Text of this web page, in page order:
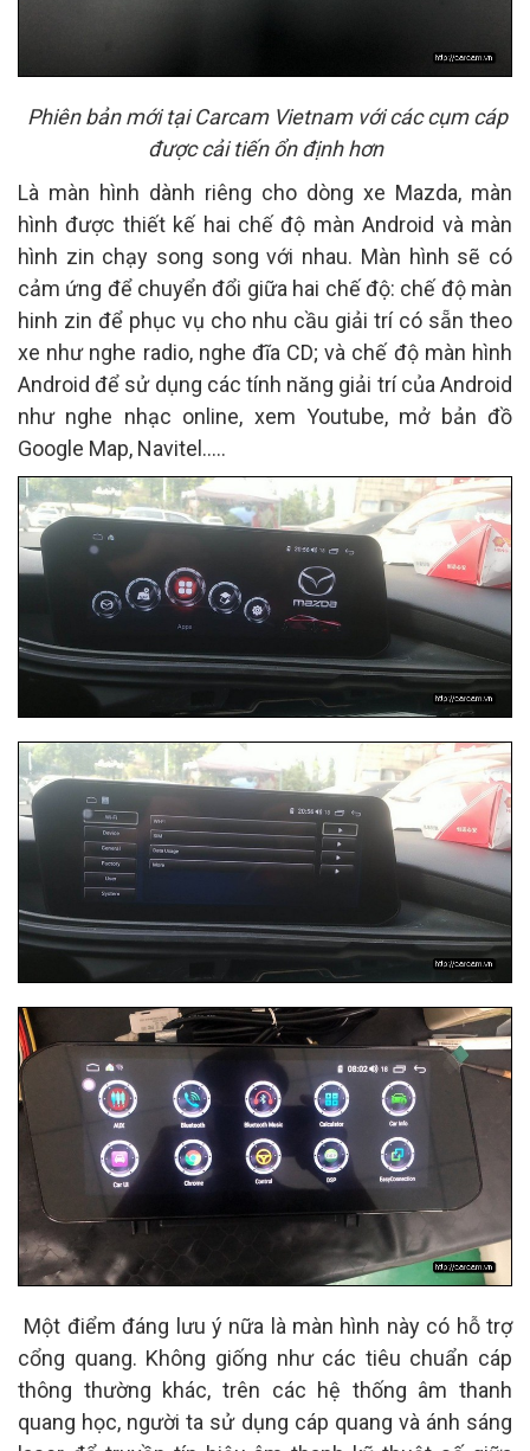
Phiên bản mới tại Carcam Vietnam với các cụm cáp
được cải tiến ổn định hơn
Là màn hình dành riêng cho dòng xe Mazda, màn
hình được thiết kế hai chế độ màn Android và màn
hình zin chạy song song với nhau. Màn hình sẽ có
cảm ứng để chuyển đổi giữa hai chế độ: chế độ màn
hinh zin để phục vụ cho nhu cầu giải trí có sẵn theo
xe như nghe radio, nghe đĩa CD; và chế độ màn hình
Android để sử dụng các tính năng giải trí của Android
như nghe nhạc online, xem Youtube, mở bản đồ
Google Map, Navitel.....
Một điểm đáng lưu ý nữa là màn hình này có hỗ trợ
cổng quang. Không giống như các tiêu chuẩn cáp
thông thường khác, trên các hệ thống âm thanh
quang học, người ta sử dụng cáp quang và ánh sáng